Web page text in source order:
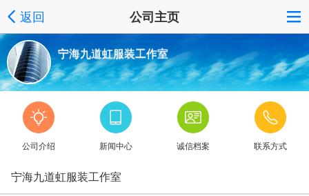
返回 公司主页
宁海九道虹服装工作室
公司介绍 新闻中心 诚信档案 联系方式
宁海九道虹服装工作室